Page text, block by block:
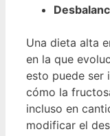
Una dieta alta
en la que
esto puede ser
cómo la
incluso en
modificar el